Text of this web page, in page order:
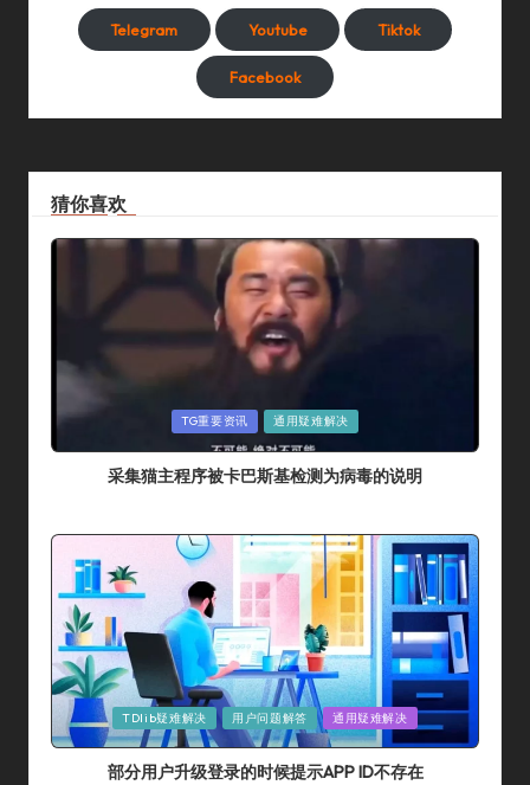
Telegram Youtube Tiktok
Facebook
猜你喜欢
Posted
TG重要资讯 通用疑难解决
采集猫主程序被卡巴斯基检测为病毒的说明
By
Posted
In
TDlib疑难解决 用户问题解答 通用疑难解决
部分用户升级登录的时候提示APP ID不存在